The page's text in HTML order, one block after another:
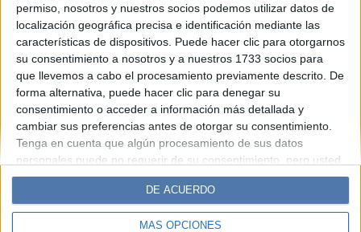
permiso, nosotros y nuestros socios podemos utilizar datos de
localización geográfica precisa e identificación mediante las
características de dispositivos. Puede hacer clic para otorgarnos
su consentimiento a nosotros y a nuestros 1733 socios para
que llevemos a cabo el procesamiento previamente descrito. De
forma alternativa, puede hacer clic para denegar su
consentimiento o acceder a información más detallada y
cambiar sus preferencias antes de otorgar su consentimiento.
Tenga en cuenta que algún procesamiento de sus datos
personales puede no requerir de su consentimiento, pero usted
tiene el derecho de rechazar tal procesamiento. Sus
preferencias se aplicarán solo a este sitio web. Puede cambiar
sus preferencias o retirar su consentimiento en cualquier
momento volviendo a este sitio y haciendo clic en el botón
MÁS OPCIONES
DE ACUERDO
Diario Perfil Caras Noticias
Fortuna
Hombre
Weekend Parabrisas
Supercampo
Lunateen